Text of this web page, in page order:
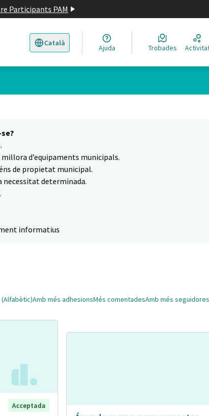
Participants PAM
Català
Triar la llengua Elegir el idioma
Ajuda Trobades
d’equipaments municipals.
de propietat municipal.
necessitat determinada.
informatius
(Alfabètic)Amb més adhesionsMés comentadesAmb més seguidores
Acceptada